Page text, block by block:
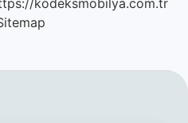
kodeksmobilya.com.tr